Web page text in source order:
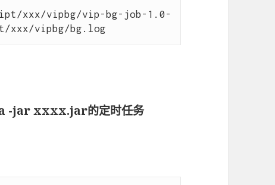
xxx/vipbg/vip-bg-job-1.0-
-jar xxxx.jar的定时任务